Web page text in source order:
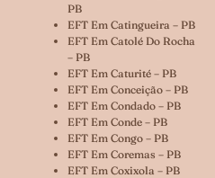
PB
EFT Em Catingueira – PB
EFT Em Catolé Do Rocha
– PB
EFT Em Caturité – PB
EFT Em Conceição – PB
EFT Em Condado – PB
EFT Em Conde – PB
EFT Em Congo – PB
EFT Em Coremas – PB
EFT Em Coxixola – PB